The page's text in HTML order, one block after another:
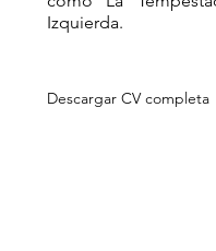
Izquierda.
Descargar CV completa